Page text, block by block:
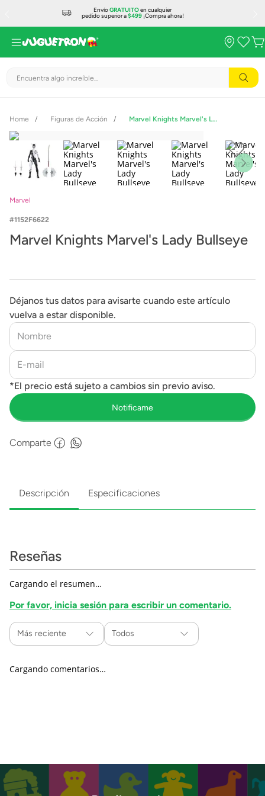
EnvíoGRATUITOen cualquier
pedido superior a$499¡Compra ahora!
Encuentra algo increíble...
Figuras de Acción Marvel Knights Marvel's Lady Bullseye
Marvel
1152F6622
Marvel Knights Marvel's Lady Bullseye
Déjanos tus datos para avisarte cuando este artículo
vuelva a estar disponible.
Comparte
Descripción Especificaciones
Reseñas
Cargando el resumen…
Por favor, inicia sesión para escribir un comentario.
Más reciente Todos
Cargando comentarios…